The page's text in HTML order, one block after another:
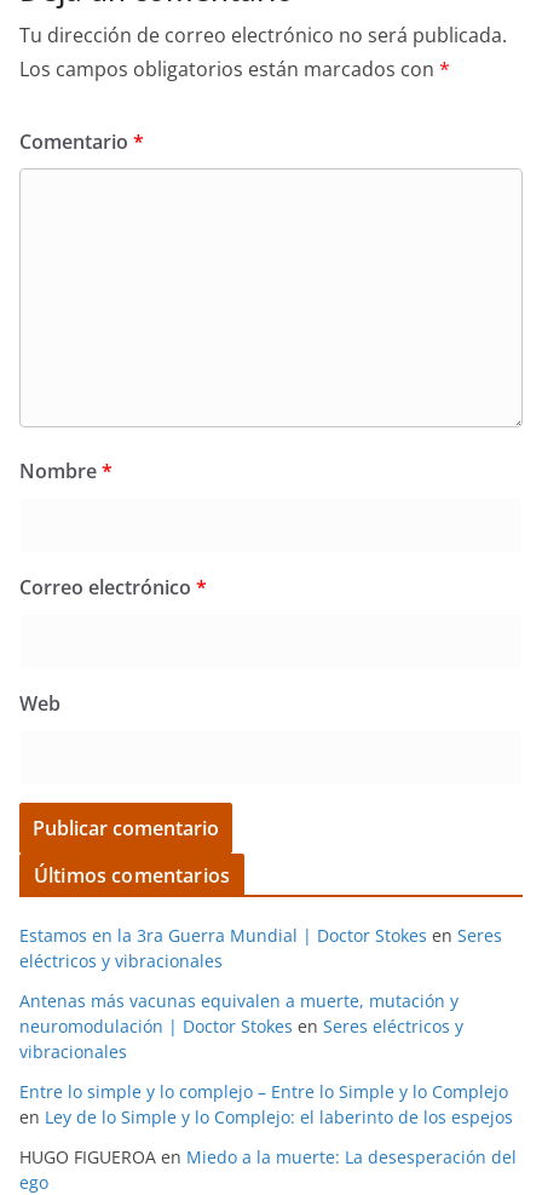
Tu dirección de correo electrónico no será publicada.
Los campos obligatorios están marcados con *
Comentario *
Nombre*
Correo electrónico *
Web
Últimos comentarios
Estamos en la 3ra Guerra Mundial | Doctor Stokes en Seres
eléctricos y vibracionales
Antenas más vacunas equivalen a muerte, mutación y
neuromodulación | Doctor Stokes en Seres eléctricos y
vibracionales
Entre lo simple y lo complejo – Entre lo Simple y lo Complejo
en Ley de lo Simple y lo Complejo: el laberinto de los espejos
HUGO FIGUEROA en Miedo a la muerte: La desesperación del
ego